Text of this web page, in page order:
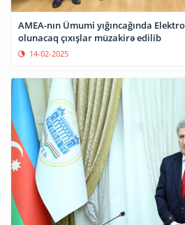
AMEA-nın Ümumi yığıncağında
olunacaq çıxışlar müzakirə edilib
14-02-2025